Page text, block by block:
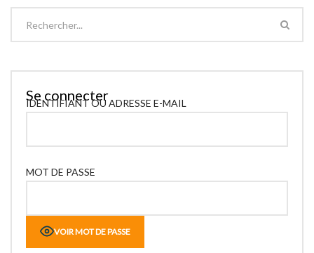
Se connecter
IDENTIFIANT OU ADRESSE E-MAIL
MOT DE PASSE
VOIR MOT DE PASSE